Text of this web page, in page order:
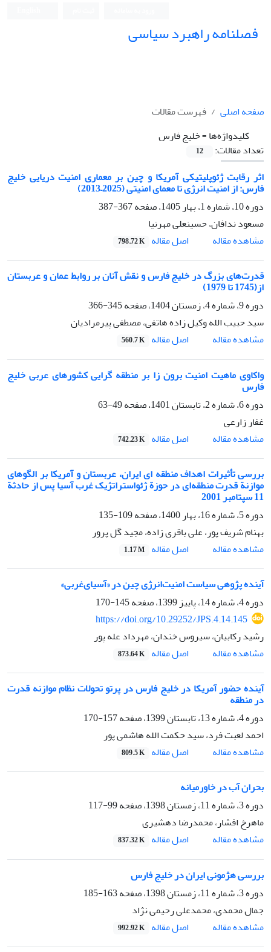
فصلنامه راهبرد سیاسی
صفحه اصلی
فهرست مقالات
کلیدواژه‌ها =خلیج فارس
تعداد مقالات:
12
اثر رقابت ژئوپلیتیکی آمریکا و چین بر معماری امنیت دریایی خلیج
فارس: از امنیت انرژی تا معمای امنیتی (2025–2013)
دوره 10، شماره 1، بهار 1405، صفحه
367-387
مسعود ندافان، حسینعلی مهرنیا
مشاهده مقاله
اصل مقاله 798.72 K
قدرت‌های بزرگ در خلیج فارس و نقش آنان بر روابط عمان و عربستان
از(1745 تا 1979)
دوره 9، شماره 4، زمستان 1404، صفحه
345-366
سید حبیب الله وکیل زاده هاتفی، مصطفی پیرمرادیان
مشاهده مقاله
اصل مقاله 560.7 K
واکاوی ماهیت امنیت برون زا بر منطقه گرایی کشورهای عربی خلیج
فارس
دوره 6، شماره 2، تابستان 1401، صفحه
49-63
غفار زارعی
مشاهده مقاله
اصل مقاله 742.23 K
بررسی تأثیرات اهداف منطقه ای ایران، عربستان و آمریکا بر الگوهای
موازنة قدرت منطقه‌ای در حوزة ژئواستراتژیک غرب آسیا پس از حادثة
11 سپتامبر 2001
دوره 5، شماره 16، بهار 1400، صفحه
109-135
بهنام شریف پور، علی باقری زاده، مجید گل پرور
مشاهده مقاله
اصل مقاله 1.17 M
آینده پژوهی سیاست امنیت‌انرژی چین در «آسیای‌غربی»
دوره 4، شماره 14، پاییز 1399، صفحه
145-170
https://doi.org/10.29252/JPS.4.14.145
رشید رکابیان، سیروس خندان، مهرداد عله پور
مشاهده مقاله
اصل مقاله 873.64 K
آینده حضور آمریکا در خلیج فارس در پرتو تحولات نظام موازنه قدرت
در منطقه
دوره 4، شماره 13، تابستان 1399، صفحه
157-170
احمد لعبت فرد، سید حکمت الله هاشمی پور
مشاهده مقاله
اصل مقاله 809.5 K
بحران آب در خاورمیانه
دوره 3، شماره 11، زمستان 1398، صفحه
99-117
ماهرخ افشار، محمدرضا دهشیری
مشاهده مقاله
اصل مقاله 837.32 K
بررسی هژمونی ایران در خلیج فارس
دوره 3، شماره 11، زمستان 1398، صفحه
163-185
جمال محمدی، محمدعلی رحیمی نژاد
مشاهده مقاله
اصل مقاله 992.92 K